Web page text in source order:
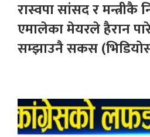
रास्वपा सांसद र मन्त्रीकै
एमालेका मेयरले हैरान
सम्झाउनै सकस